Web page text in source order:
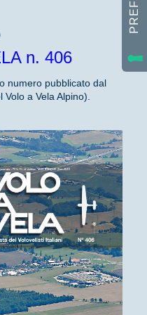
n. 406
numero pubblicato dal
a Vela Alpino).